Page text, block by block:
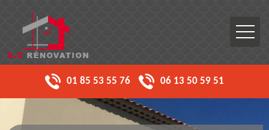
01 85 53 55 76 06 13 50 59 51